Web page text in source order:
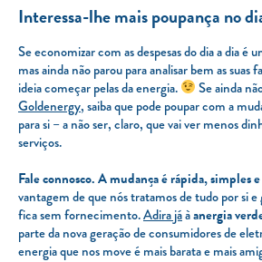
Interessa-lhe mais poupança no
Se economizar com as despesas do dia a dia é
mas ainda não parou para analisar bem as suas
ideia começar pelas da energia.
Se ainda
Goldenergy, saiba que pode poupar com a
para si – a não ser, claro, que vai ver menos
serviços.
Fale connosco.A mudança é rápida, simples
vantagem de que nós tratamos de tudo por si
fica sem fornecimento.Adira jáàanergia
parte da nova geração de consumidores de
energia que nos move é mais barata e mais